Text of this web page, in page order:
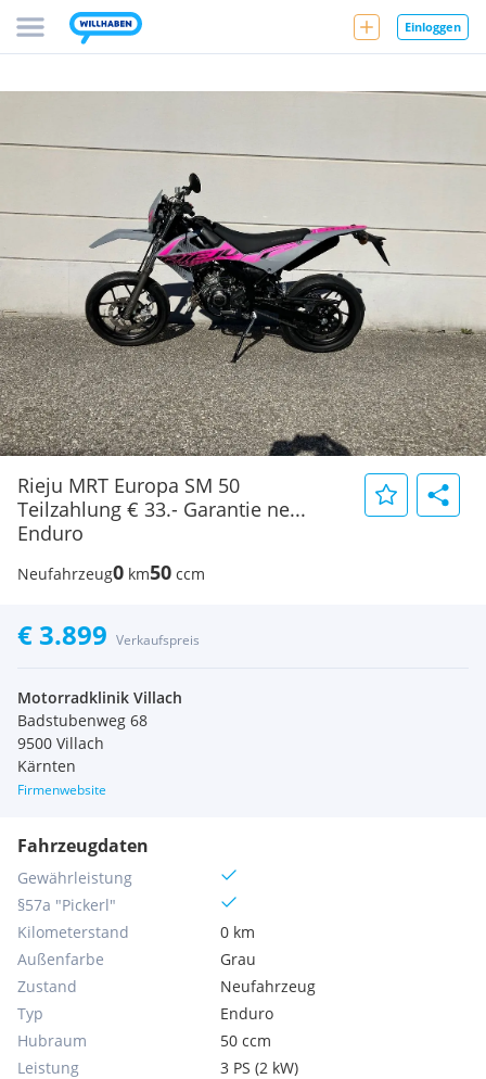
Einloggen
Rieju MRT Europa SM 50
Teilzahlung € 33.- Garantie ne...
Enduro
Neufahrzeug0 km50 ccm
€ 3.899 Verkaufspreis
Motorradklinik Villach
Badstubenweg 68
9500 Villach
Kärnten
Firmenwebsite
Fahrzeugdaten
Gewährleistung
§57a "Pickerl"
Kilometerstand
0 km
Außenfarbe
Grau
Zustand
Neufahrzeug
Typ
Enduro
Hubraum
50 ccm
Leistung
3 PS (2 kW)